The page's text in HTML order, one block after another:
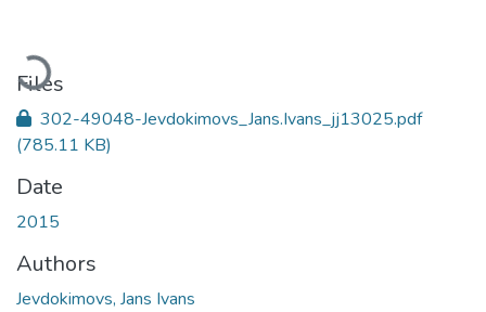
Loading...
Files
302-49048-Jevdokimovs_Jans.Ivans_jj13025.pdf
(785.11 KB)
Date
2015
Authors
Jevdokimovs, Jans Ivans